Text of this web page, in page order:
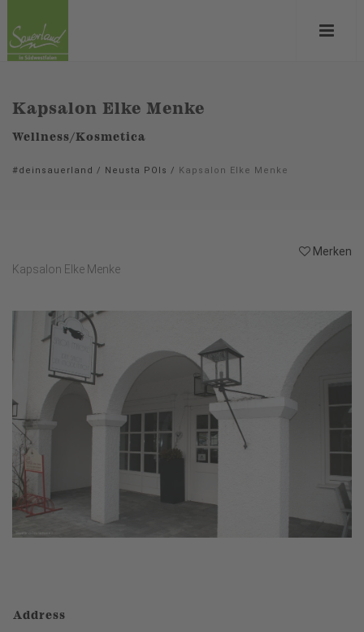
Kapsalon Elke Menke
Wellness/Kosmetica
#deinsauerland / Neusta POIs / Kapsalon Elke Menke
Merken
Kapsalon Elke Menke
Address